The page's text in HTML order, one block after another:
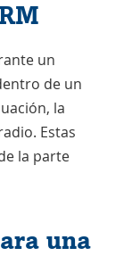
un
de un
la
Estas
la parte
una